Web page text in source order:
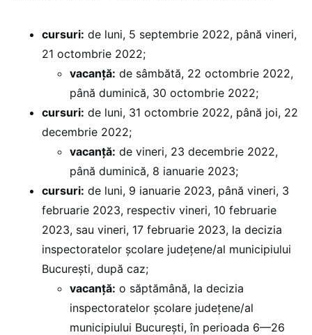
cursuri: de luni, 5 septembrie 2022, până vineri,
21 octombrie 2022;
vacanță: de sâmbătă, 22 octombrie 2022,
până duminică, 30 octombrie 2022;
cursuri: de luni, 31 octombrie 2022, până joi, 22
decembrie 2022;
vacanță: de vineri, 23 decembrie 2022,
până duminică, 8 ianuarie 2023;
cursuri: de luni, 9 ianuarie 2023, până vineri, 3
februarie 2023, respectiv vineri, 10 februarie
2023, sau vineri, 17 februarie 2023, la decizia
inspectoratelor școlare județene/al municipiului
București, după caz;
vacanță: o săptămână, la decizia
inspectoratelor școlare județene/al
municipiului București, în perioada 6—26